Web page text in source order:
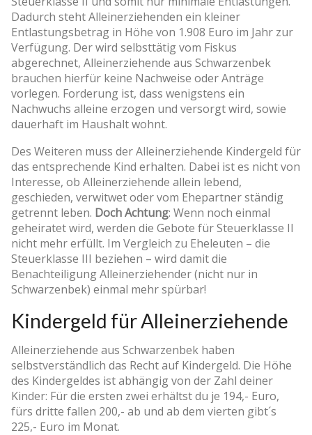
Dadurch steht Alleinerziehenden ein kleiner
Entlastungsbetrag in Höhe von 1.908 Euro im Jahr zur
Verfügung. Der wird selbsttätig vom Fiskus
abgerechnet, Alleinerziehende aus Schwarzenbek
brauchen hierfür keine Nachweise oder Anträge
vorlegen. Forderung ist, dass wenigstens ein
Nachwuchs alleine erzogen und versorgt wird, sowie
dauerhaft im Haushalt wohnt.
Des Weiteren muss der Alleinerziehende Kindergeld für
das entsprechende Kind erhalten. Dabei ist es nicht von
Interesse, ob Alleinerziehende allein lebend,
geschieden, verwitwet oder vom Ehepartner ständig
getrennt leben. Doch Achtung: Wenn noch einmal
geheiratet wird, werden die Gebote für Steuerklasse II
nicht mehr erfüllt. Im Vergleich zu Eheleuten – die
Steuerklasse III beziehen – wird damit die
Benachteiligung Alleinerziehender (nicht nur in
Schwarzenbek) einmal mehr spürbar!
Kindergeld für Alleinerziehende
Alleinerziehende aus Schwarzenbek haben
selbstverständlich das Recht auf Kindergeld. Die Höhe
des Kindergeldes ist abhängig von der Zahl deiner
Kinder: Für die ersten zwei erhältst du je 194,- Euro,
fürs dritte fallen 200,- ab und ab dem vierten gibt´s
225,- Euro im Monat.